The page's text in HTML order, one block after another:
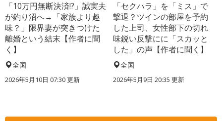
「10万円無断決済!?」誠実夫
が釣り沼へ→「家族より趣
味？」限界妻が突きつけた
離婚という結末【作者に聞
く】
全国
2026年5月10日 07:30 更新
「セクハラ」を「ミス」で
撃退？ツインの部屋を予約
した上司、女性部下の切れ
味鋭い反撃にに「スカッと
した」の声【作者に聞く】
全国
2026年5月9日 20:35 更新